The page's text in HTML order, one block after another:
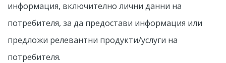
информация, включително лични данни на
потребителя, за да предостави информация или
предложи релевантни продукти/услуги на
потребителя.